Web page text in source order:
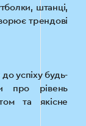
штанці,
трендові
успіху будь-
про рівень
та якісне